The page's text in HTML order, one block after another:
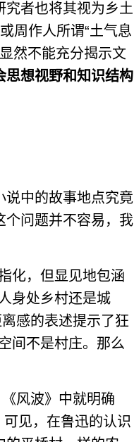
者也将其视为乡土
周作人所谓“土气息
然不能充分揭示文
思想视野和知识结构
中的故事地点究竟
个问题并不容易，我
化，但显见地包涵
身处乡村还是城
感的表述提示了狂
间不是村庄。那么
风波》中就明确
见，在鲁迅的认识